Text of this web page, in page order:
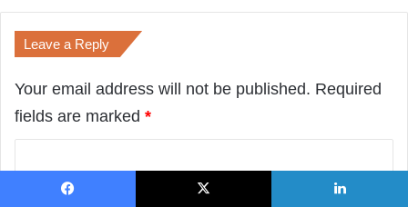
Leave a Reply
Your email address will not be published. Required
fields are marked *